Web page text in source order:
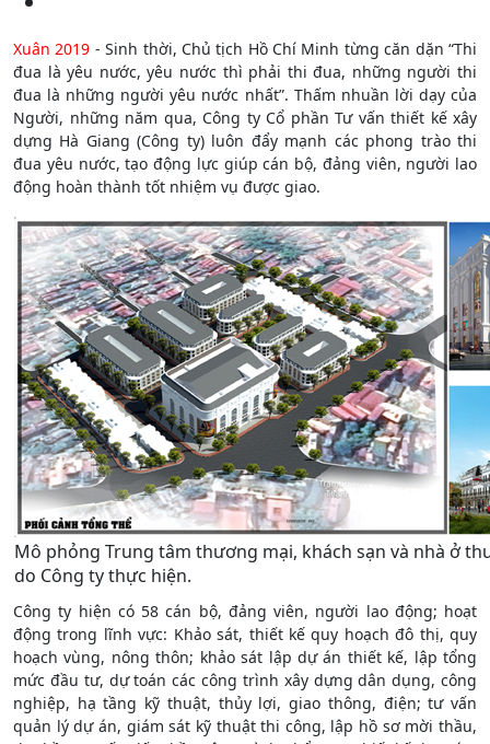
Xuân 2019 - Sinh thời, Chủ tịch Hồ Chí Minh từng căn dặn “Thi
đua là yêu nước, yêu nước thì phải thi đua, những người thi
đua là những người yêu nước nhất”. Thấm nhuần lời dạy của
Người, những năm qua, Công ty Cổ phần Tư vấn thiết kế xây
dựng Hà Giang (Công ty) luôn đẩy mạnh các phong trào thi
đua yêu nước, tạo động lực giúp cán bộ, đảng viên, người lao
động hoàn thành tốt nhiệm vụ được giao.
Mô phỏng Trung tâm thương mại, khách sạn và nhà ở
do Công ty thực hiện.
Công ty hiện có 58 cán bộ, đảng viên, người lao động; hoạt
động trong lĩnh vực: Khảo sát, thiết kế quy hoạch đô thị, quy
hoạch vùng, nông thôn; khảo sát lập dự án thiết kế, lập tổng
mức đầu tư, dự toán các công trình xây dựng dân dụng, công
nghiệp, hạ tầng kỹ thuật, thủy lợi, giao thông, điện; tư vấn
quản lý dự án, giám sát kỹ thuật thi công, lập hồ sơ mời thầu,